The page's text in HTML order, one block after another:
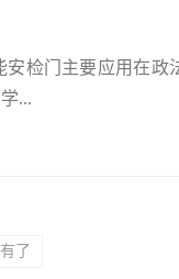
检门主要应用在政
...
了